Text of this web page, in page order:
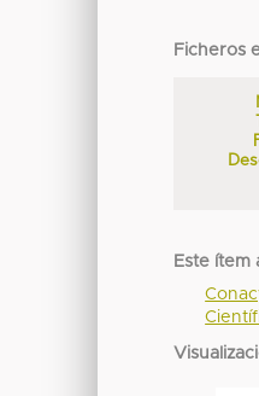
Ficheros
Este ítem